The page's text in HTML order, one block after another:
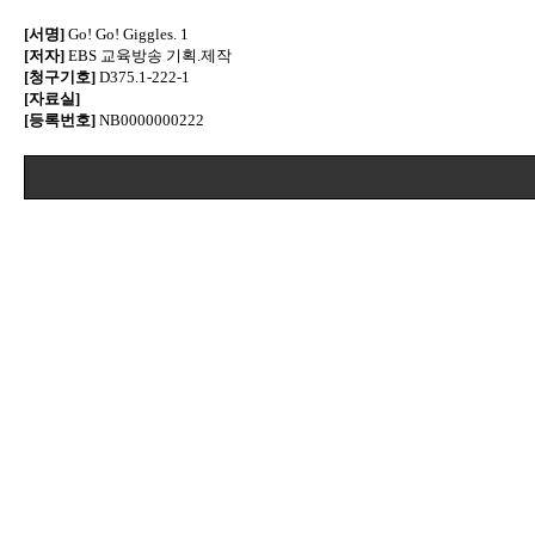
[서명] Go! Go! Giggles. 1
[저자] EBS 교육방송 기획.제작
[청구기호] D375.1-222-1
[자료실]
[등록번호] NB0000000222